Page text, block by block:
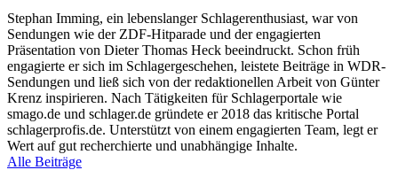
Stephan Imming, ein lebenslanger Schlagerenthusiast, war von
Sendungen wie der ZDF-Hitparade und der engagierten
Präsentation von Dieter Thomas Heck beeindruckt. Schon früh
engagierte er sich im Schlagergeschehen, leistete Beiträge in WDR-
Sendungen und ließ sich von der redaktionellen Arbeit von Günter
Krenz inspirieren. Nach Tätigkeiten für Schlagerportale wie
smago.de und schlager.de gründete er 2018 das kritische Portal
schlagerprofis.de. Unterstützt von einem engagierten Team, legt er
Wert auf gut recherchierte und unabhängige Inhalte.
Alle Beiträge